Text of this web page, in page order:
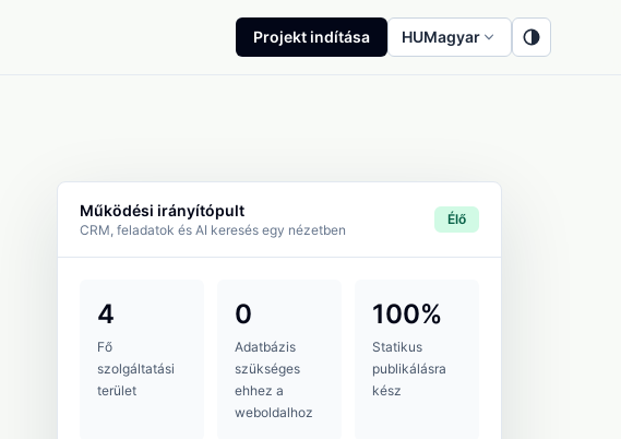
Projekt indítása HUMagyar
Működési irányítópult
CRM, feladatok és AI keresés egy nézetben
Élő
4
Fő
szolgáltatási
terület
0
Adatbázis
szükséges
ehhez a
weboldalhoz
100%
Statikus
publikálásra
kész